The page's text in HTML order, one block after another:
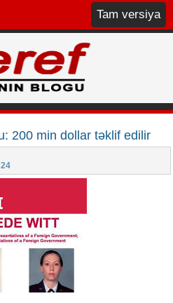
Tam versiya
200 min dollar təklif edilir